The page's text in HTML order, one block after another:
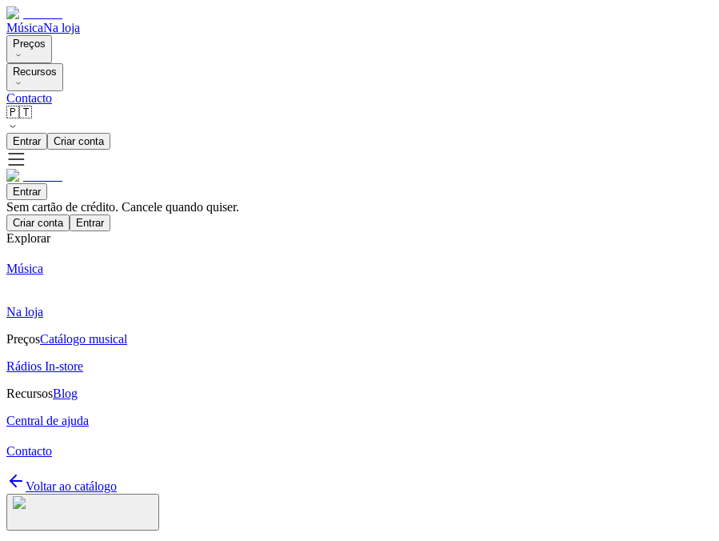
MúsicaNa loja
Preços
Recursos
Contacto
🇵🇹
Entrar Criar conta
Entrar
Sem cartão de crédito. Cancele quando quiser.
Criar conta Entrar
Explorar
Música
Na loja
PreçosCatálogo musical
Rádios In-store
RecursosBlog
Central de ajuda
Contacto
Voltar ao catálogo